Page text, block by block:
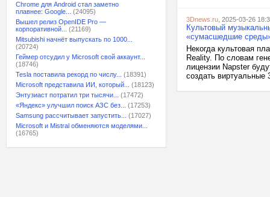
Chrome для Android стал заметно
плавнее: Google...
(24095)
Вышел релиз OpenIDE Pro —
корпоративной...
(21169)
Mitsubishi начнёт выпускать по 1000...
(20724)
Геймер отсудил у Microsoft свой аккаунт...
(18746)
Tesla поставила рекорд по числу...
(18391)
Microsoft представила ИИ, который...
(18123)
Энтузиаст потратил три тысячи...
(17472)
«Яндекс» улучшил поиск АЗС без...
(17253)
Samsung рассчитывает запустить...
(17027)
Microsoft и Mistral обменяются моделями...
(16765)
3Dnews.ru , 2025-03-26
Культовый
«сумасшедшие
Некогда культовая
Reality. По словам
лицензии Napster
создать виртуальные